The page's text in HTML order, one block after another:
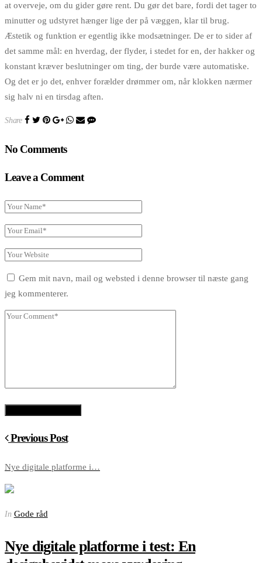
at overveje, om du gider gøre rent. Du gør det bare, fordi det tager to
minutter og udstyret hænger lige der på væggen, klar til brug.
Æstetik og funktion er egentlig ikke modsætninger. De er to sider af
det samme mål: en hverdag, der flyder, i stedet for en, der hakker og
konstant kræver beslutninger om ting, der burde være automatiske.
Og det er jo det, enhver forælder drømmer om, når klokken nærmer
sig halv ni en tirsdag aften.
Share
No Comments
Leave a Comment
Gem mit navn, mail og websted i denne browser til næste gang
jeg kommenterer.
Previous Post
Nye digitale platforme i…
In Gode råd
Nye digitale platforme i test: En